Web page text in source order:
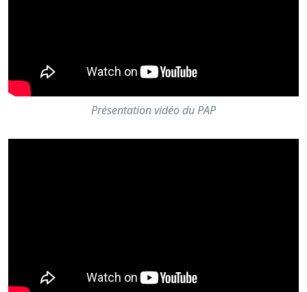
Présentation vidéo du PAP